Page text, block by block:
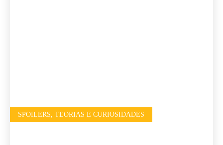
SPOILERS, TEORIAS E CURIOSIDADES